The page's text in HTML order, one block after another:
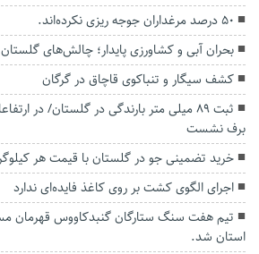
۵۰ درصد مرغداران جوجه ریزی نکرده‌اند.
بحران آبی و کشاورزی پایدار؛ چالش‌های
کشف سیگار و تنباکوی قاچاق در گرگان
برف نشست
خرید تضمینی جو در گلستان با قیمت هر کیلوگرم ۱۰ هزار
اجرای الگوی کشت بر روی کاغذ فایده‌ای ندارد
تیم هفت سنگ ستارگان گنبدکاووس قهرمان
استان شد.